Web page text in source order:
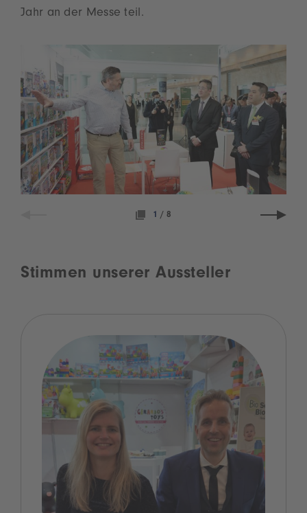
Jahr an der Messe teil.
1 / 8
Stimmen unserer Aussteller